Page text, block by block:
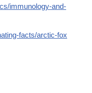
immunology-and-
facts/arctic-fox